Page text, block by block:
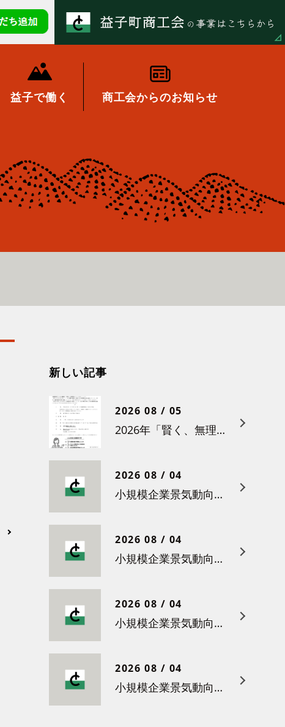
益子で働く 商工会からのお知らせ
新しい記事
2026 08 / 05
2026年「賢く、無理なく賃上げを！小さな職場のための労務管理セミナー」の開催について
2026 08 / 04
小規模企業景気動向調査（令和８年６月）結果について
2026 08 / 04
小規模企業景気動向調査（令和８年５月）結果について
2026 08 / 04
小規模企業景気動向調査（令和８年４月）結果について
2026 08 / 04
小規模企業景気動向調査（令和８年３月）結果について